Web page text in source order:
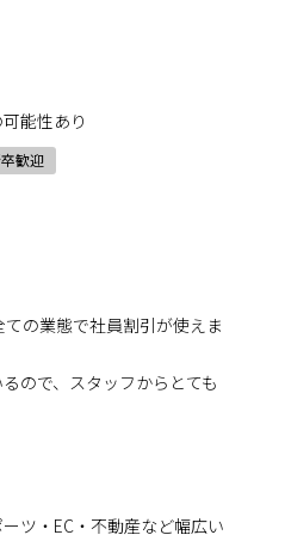
能性あり
歓迎
の業態で社員割引が使えま
ので、スタッフからとても
ツ・EC・不動産など幅広い